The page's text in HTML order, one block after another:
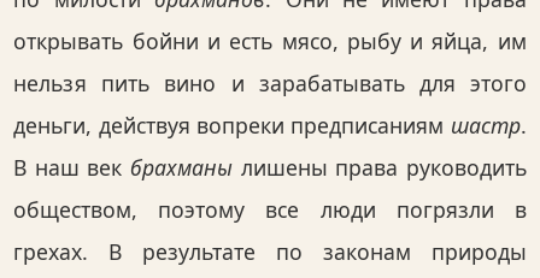
открывать бойни и есть мясо, рыбу и яйца, им
нельзя пить вино и зарабатывать для этого
деньги, действуя вопреки предписаниям шастр.
В наш век брахманы лишены права руководить
обществом, поэтому все люди погрязли в
грехах. В результате по законам природы